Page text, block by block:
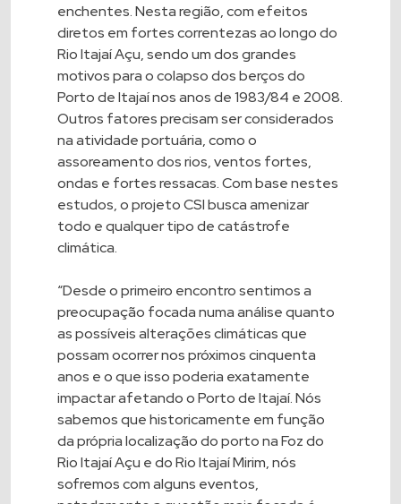
enchentes. Nesta região, com efeitos
diretos em fortes correntezas ao longo do
Rio Itajaí Açu, sendo um dos grandes
motivos para o colapso dos berços do
Porto de Itajaí nos anos de 1983/84 e 2008.
Outros fatores precisam ser considerados
na atividade portuária, como o
assoreamento dos rios, ventos fortes,
ondas e fortes ressacas. Com base nestes
estudos, o projeto CSI busca amenizar
todo e qualquer tipo de catástrofe
climática.
“Desde o primeiro encontro sentimos a
preocupação focada numa análise quanto
as possíveis alterações climáticas que
possam ocorrer nos próximos cinquenta
anos e o que isso poderia exatamente
impactar afetando o Porto de Itajaí. Nós
sabemos que historicamente em função
da própria localização do porto na Foz do
Rio Itajaí Açu e do Rio Itajaí Mirim, nós
sofremos com alguns eventos,